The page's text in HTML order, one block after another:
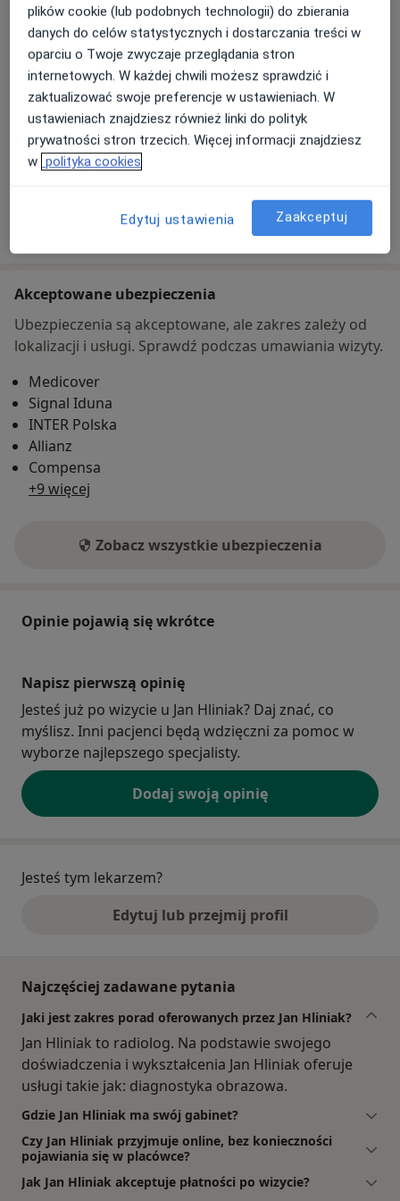
Dziewanny 4 / 3,44-100gliwice
Powiększ mapęotwiera się w nowej karcie
Dostępność
W tym gabinecie nie można umawiać wizyt przez
internet
Co mam zrobić w tej sytuacji?
Pokaż więcejo adresie
Akceptowane ubezpieczenia
Ubezpieczenia są akceptowane, ale zakres zależy od
lokalizacji i usługi. Sprawdź podczas umawiania wizyty.
Medicover
Signal Iduna
INTER Polska
Allianz
Compensa
+9 więcej
Zobacz wszystkie ubezpieczenia
Opinie pojawią się wkrótce
Napisz pierwszą opinię
Jesteś już po wizycie u Jan Hliniak? Daj znać, co
myślisz. Inni pacjenci będą wdzięczni za pomoc w
wyborze najlepszego specjalisty.
Dodaj swoją opinię
Jesteś tym lekarzem?
Edytuj lub przejmij profil
Najczęściej zadawane pytania
Jaki jest zakres porad oferowanych przez Jan Hliniak?
Jan Hliniak to radiolog. Na podstawie swojego
doświadczenia i wykształcenia Jan Hliniak oferuje
usługi takie jak: diagnostyka obrazowa.
Gdzie Jan Hliniak ma swój gabinet?
Czy Jan Hliniak przyjmuje online, bez konieczności
pojawiania się w placówce?
Jak Jan Hliniak akceptuje płatności po wizycie?
plików cookie (lub podobnych technologii) do zbierania
danych do celów statystycznych i dostarczania treści w
oparciu o Twoje zwyczaje przeglądania stron
internetowych. W każdej chwili możesz sprawdzić i
zaktualizować swoje preferencje w ustawieniach. W
ustawieniach znajdziesz również linki do polityk
prywatności stron trzecich. Więcej informacji znajdziesz
w polityka cookies
Edytuj ustawienia Zaakceptuj